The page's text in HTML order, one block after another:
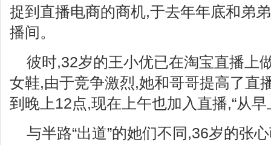
捉到直播电商的商机,于去年年底和弟
播间。
彼时,32岁的王小优已在淘宝直播上
女鞋,由于竞争激烈,她和哥哥提高了直
到晚上12点,现在上午也加入直播,“从
与半路“出道”的她们不同,36岁的张